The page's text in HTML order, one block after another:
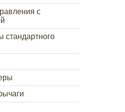
с
стандартного